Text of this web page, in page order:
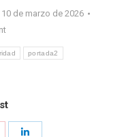
10 de marzo de 2026
portada2